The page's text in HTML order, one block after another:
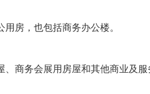
房，也包括商务办公楼。
商务会展用房屋和其他商业及